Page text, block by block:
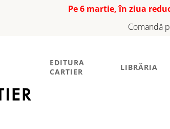
Pe 6 martie, în ziua
Comandă
EDITURA
CARTIER
LIBRĂRIA